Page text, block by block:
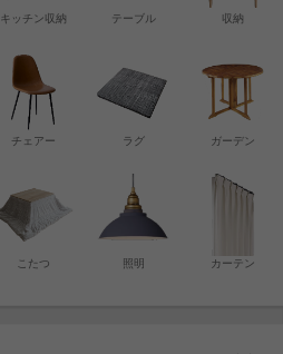
収納
キッチン収納
チェアー
テーブル
こたつ
ラグ
カーテン
照明
ガーデン